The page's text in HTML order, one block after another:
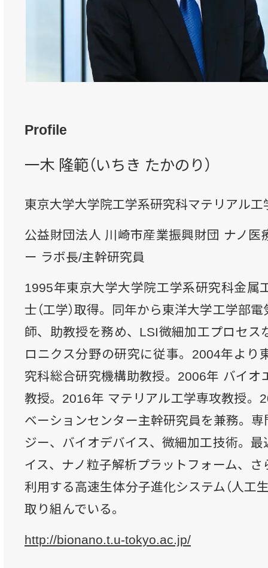
Profile
一木 隆範（いちき たかのり）
東京大学大学院工学系研究科マテリアル工
公益財団法人 川崎市産業振興財団 ナノ医
ー ラボ長/主幹研究員
1995年東京大学大学院工学系研究科金属
士（工学）取得。同年から東洋大学工学部
師、助教授を務め、LSI微細加工プロセス
ロニクス分野の研究に従事。2004年より
究科総合研究機構助教授。2006年 バイオ
教授。2016年 マテリアル工学専攻教授。
ベーションセンター主幹研究員を兼務。
ジー、バイオデバイス、微細加工技術。
イス、ナノ粒子解析プラットフォーム、
利用する高速生体分子進化システム（人工
取り組んでいる。
http://bionano.t.u-tokyo.ac.jp/